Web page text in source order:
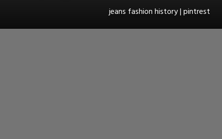
jeans fashion history | pintrest